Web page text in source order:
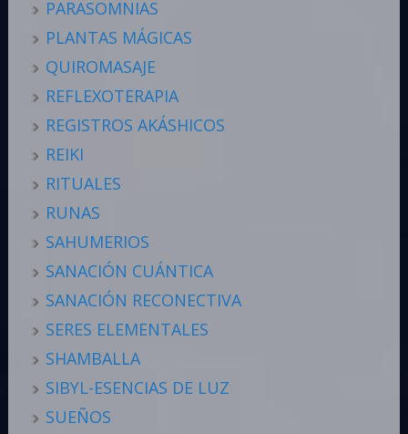
PARASOMNIAS
PLANTAS MÁGICAS
QUIROMASAJE
REFLEXOTERAPIA
REGISTROS AKÁSHICOS
REIKI
RITUALES
RUNAS
SAHUMERIOS
SANACIÓN CUÁNTICA
SANACIÓN RECONECTIVA
SERES ELEMENTALES
SHAMBALLA
SIBYL-ESENCIAS DE LUZ
SUEÑOS